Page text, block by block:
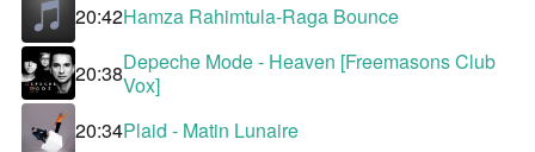
20:42Hamza Rahimtula-Raga Bounce
20:38Depeche Mode - Heaven [Freemasons Club
Vox]
20:34Plaid - Matin Lunaire